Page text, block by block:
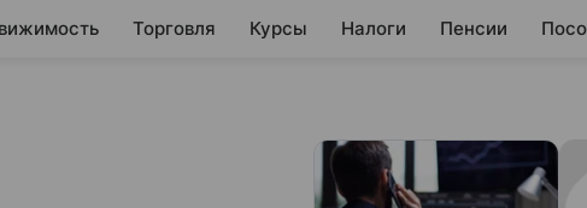
Торговля Курсы Налоги Пенсии
от экспорта